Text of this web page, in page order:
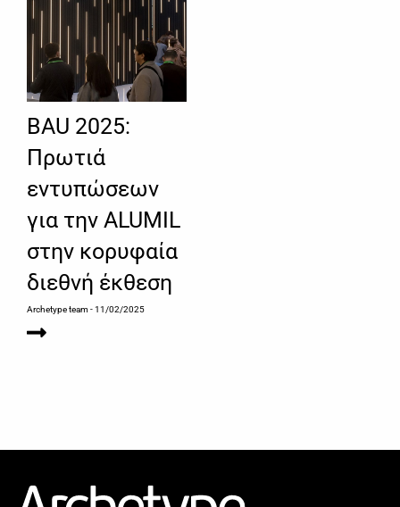
BAU 2025:
Πρωτιά
εντυπώσεων
για την ALUMIL
στην κορυφαία
διεθνή έκθεση
Archetype team- 11/02/2025